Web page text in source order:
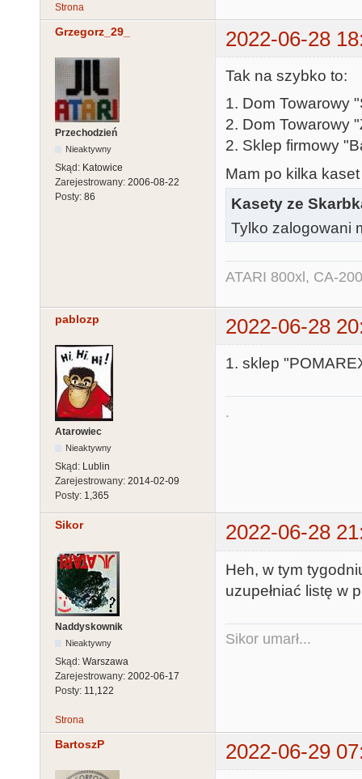
Strona
Grzegorz_29_ 2022-06-28
Przechodzień
Nieaktywny
Skąd: Katowice
Zarejestrowany: 2006-08-22
Posty: 86
Tak na szybko to:
1. Dom Towarowy
2. Dom Towarowy
2. Sklep firmowy
Mam po kilka
Kasety ze
Tylko zalogowani
ATARI 800xl, CA-
pablozp 2022-06-28
Atarowiec
Nieaktywny
Skąd: Lublin
Zarejestrowany: 2014-02-09
Posty: 1,365
1. sklep
.
Sikor 2022-06-28
Naddyskownik
Nieaktywny
Skąd: Warszawa
Zarejestrowany: 2002-06-17
Posty: 11,122
Heh, w tym
uzupełniać listę w
Sikor umarł...
Strona
BartoszP 2022-06-29